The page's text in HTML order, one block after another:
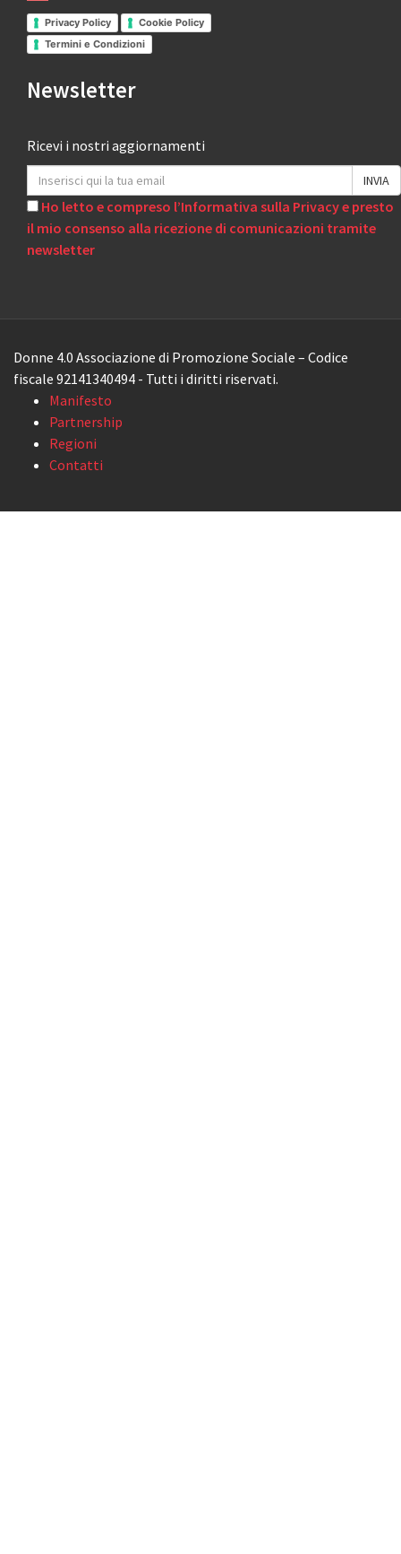
Privacy Policy
Cookie Policy
Termini e Condizioni
Newsletter
Ricevi i nostri aggiornamenti
Ho letto e compreso l’Informativa sulla Privacy e presto
il mio consenso alla ricezione di comunicazioni tramite
newsletter
Donne 4.0 Associazione di Promozione Sociale – Codice
fiscale 92141340494 - Tutti i diritti riservati.
Manifesto
Partnership
Regioni
Contatti